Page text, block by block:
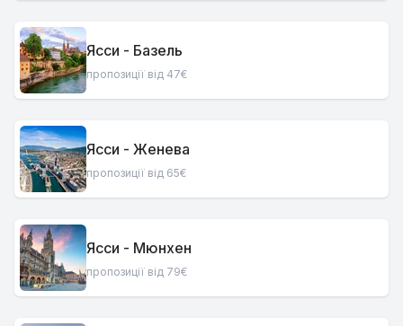
Ясси - Базель
пропозиції від 47€
Ясси - Женева
пропозиції від 65€
Ясси - Мюнхен
пропозиції від 79€